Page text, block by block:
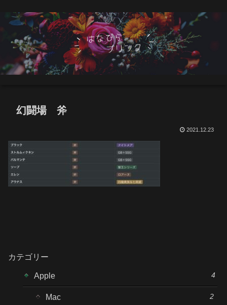
幻闘場 斧
2021.12.23
カテゴリー
Apple 4
Mac 2